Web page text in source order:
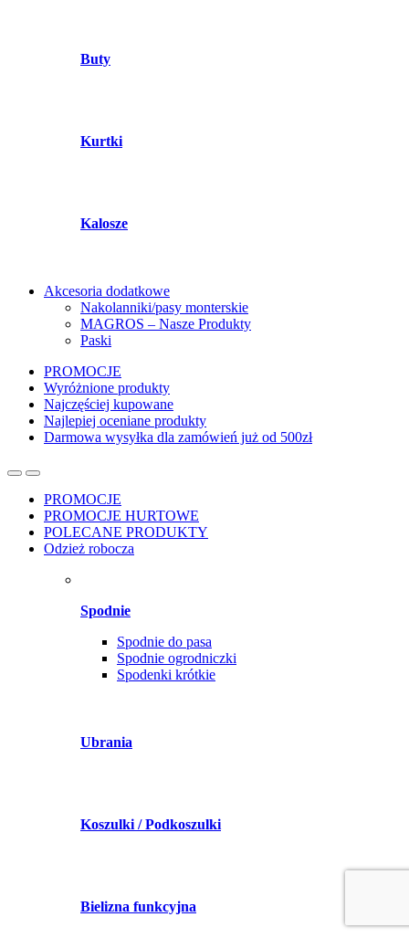
Buty
Kurtki
Kalosze
Akcesoria dodatkowe
Nakolanniki/pasy monterskie
MAGROS – Nasze Produkty
Paski
PROMOCJE
Wyróżnione produkty
Najczęściej kupowane
Najlepiej oceniane produkty
Darmowa wysyłka dla zamówień już od 500zł
PROMOCJE
PROMOCJE HURTOWE
POLECANE PRODUKTY
Odzież robocza
Spodnie
Spodnie do pasa
Spodnie ogrodniczki
Spodenki krótkie
Ubrania
Koszulki / Podkoszulki
Bielizna funkcyjna